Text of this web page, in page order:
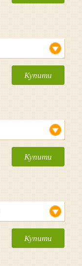
Купити
Купити
Купити